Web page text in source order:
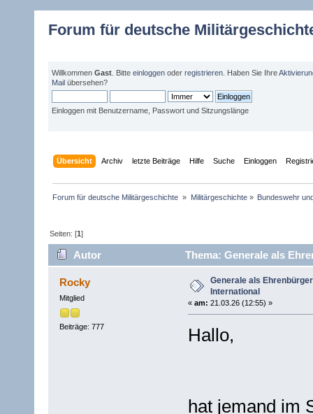
Forum für deutsche
Willkommen Gast . Bitte einloggen oder registrieren . Haben Sie Ihre
Mail übersehen?
Einloggen mit Benutzername, Passwort und Sitzungslänge
Übersicht Archiv letzte Beiträge Hilfe Suche Einloggen
Forum für deutsche Militärgeschichte » Militärgeschichte» Bundeswehr
Seiten: [1]
Autor Thema: Generale als
Rocky
Mitglied
Beiträge: 777
Generale als
International
« am: 21.03.26 (12:55) »
Hallo,
hat jemand im